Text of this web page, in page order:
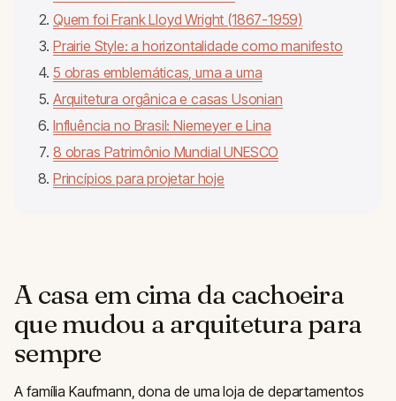
Quem foi Frank Lloyd Wright (1867-1959)
Prairie Style: a horizontalidade como manifesto
5 obras emblemáticas, uma a uma
Arquitetura orgânica e casas Usonian
Influência no Brasil: Niemeyer e Lina
8 obras Patrimônio Mundial UNESCO
Princípios para projetar hoje
A casa em cima da cachoeira
que mudou a arquitetura para
sempre
A família Kaufmann, dona de uma loja de departamentos